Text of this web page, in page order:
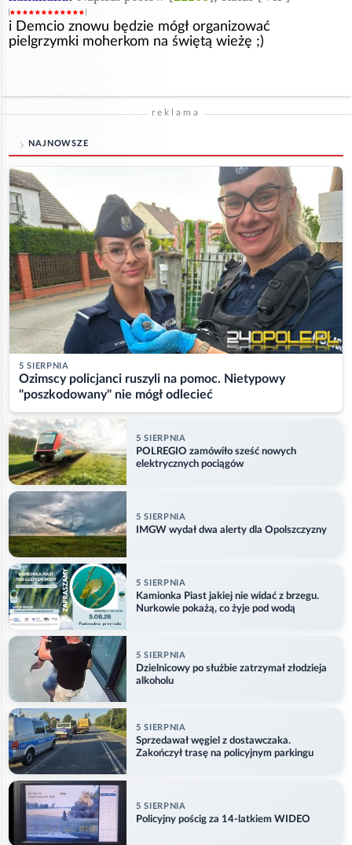
i Demcio znowu będzie mógł organizować
pielgrzymki moherkom na świętą wieżę ;)
reklama
NAJNOWSZE
5 SIERPNIA
Ozimscy policjanci ruszyli na pomoc. Nietypowy
"poszkodowany" nie mógł odlecieć
5 SIERPNIA
POLREGIO zamówiło sześć nowych
elektrycznych pociągów
5 SIERPNIA
IMGW wydał dwa alerty dla Opolszczyzny
5 SIERPNIA
Kamionka Piast jakiej nie widać z brzegu.
Nurkowie pokażą, co żyje pod wodą
5 SIERPNIA
Dzielnicowy po służbie zatrzymał złodzieja
alkoholu
5 SIERPNIA
Sprzedawał węgiel z dostawczaka.
Zakończył trasę na policyjnym parkingu
5 SIERPNIA
Policyjny pościg za 14-latkiem WIDEO